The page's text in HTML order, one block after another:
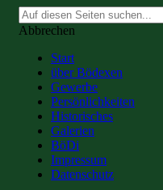
Suche
nach:
Abbrechen
Start
über Bödexen
Gewerbe
Persönlichkeiten
Historisches
Galerien
BöDi
Impressum
Datenschutz